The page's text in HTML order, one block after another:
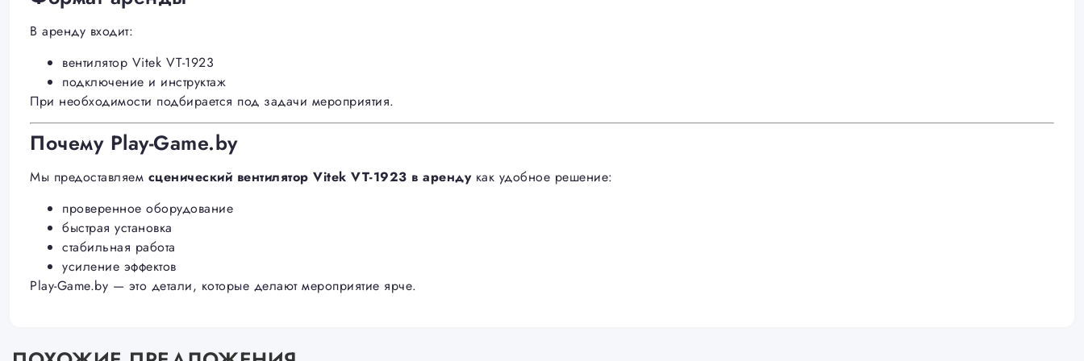
В аренду входит:
вентилятор Vitek VT-1923
подключение и инструктаж
При необходимости подбирается под задачи мероприятия.
Почему Play-Game.by
Мы предоставляем сценический вентилятор Vitek VT-1923 в арендукак удобное решение:
проверенное оборудование
быстрая установка
стабильная работа
усиление эффектов
Play-Game.by — это детали, которые делают мероприятие ярче.